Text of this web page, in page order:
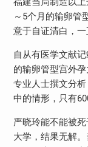
～5个月的输卵管
意于自证清白，一
自从有医学文献
的输卵管型宫外
专业人士撰文分
中的情形，只有
严晓玲能不能被
大学，结果无解